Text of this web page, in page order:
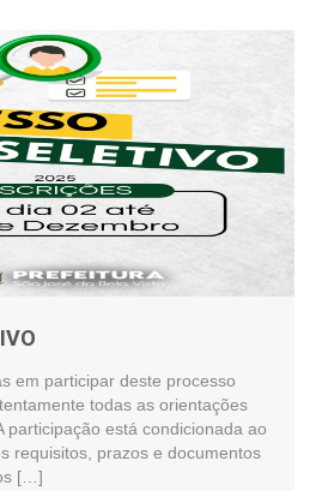
em participar deste processo
todas as orientações
participação está condicionada ao
requisitos, prazos e documentos
[…]